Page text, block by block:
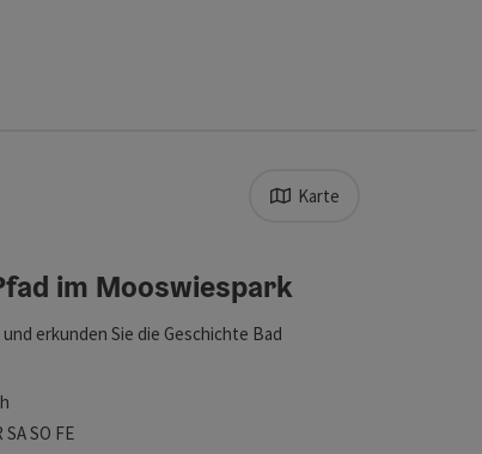
kann. Die Ergebnisse in der Liste werden
Karte
im Mooswiespark
erkunden Sie die Geschichte Bad
geöffnet
geöffnetgeöffnet
Freitag geöffnet
SASamstag geöffnet
SO Sonntag geöffnet
FEFeiertag geöffnet